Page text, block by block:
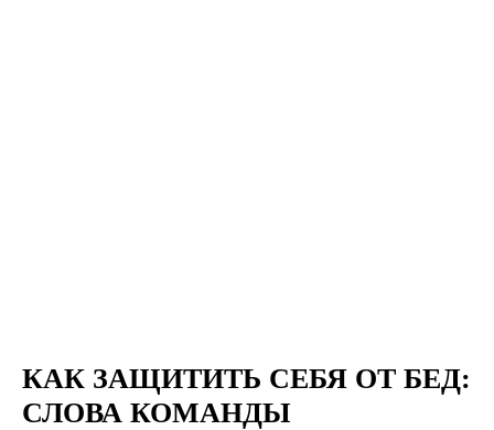
КАК ЗАЩИТИТЬ СЕБЯ ОТ БЕД:
СЛОВА КОМАНДЫ